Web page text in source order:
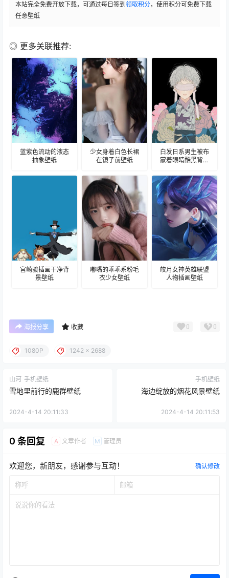
本站完全免费开放下载，可通过每日签到 领取积分，使用积分可免费下载
任意壁纸
◎ 更多关联推荐:
蓝紫色流动的液态
抽象壁纸
少女身着白色长裙
在镜子前壁纸
白发日系男生被布
蒙着眼睛酷黑背景
宫崎骏插画干净背
景壁纸
嘟嘴的乖乖系粉毛
衣少女壁纸
皎月女神英雄联盟
人物插画壁纸
海报分享 收藏 0 0
1080P 1242 x 2688
山河 手机壁纸
雪地里前行的鹿群壁纸
2024-4-14 20:11:33
手机壁纸
海边绽放的烟花风景壁纸
2024-4-14 20:11:53
0 条回复 A 文章作者 M 管理员
欢迎您，新朋友，感谢参与互动！ 确认修改